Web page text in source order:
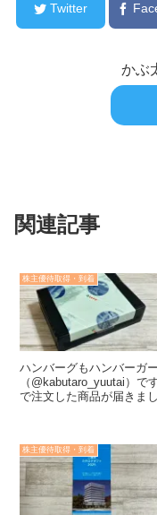
Twitter
かぶ
関連記事
株主優待取得・到着
ハンバーグもハンバーガ
（@kabutaro_yuutai）
で注文した商品が届きま
株主優待取得・到着